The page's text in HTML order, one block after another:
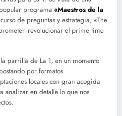
programa «Maestros de la
de preguntas y estrategia, «The
revolucionar el prime time
parrilla de La 1, en un momento
por formatos
locales con gran acogida
analizar en detalle lo que nos